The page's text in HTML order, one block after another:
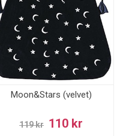
Moon&Stars (velvet)
119 kr 110 kr